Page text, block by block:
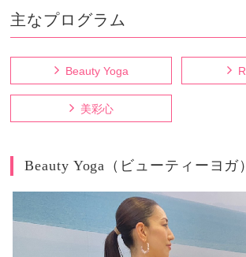
主なプログラム
Beauty Yoga
美彩心
Beauty Yoga（ビューティーヨガ）